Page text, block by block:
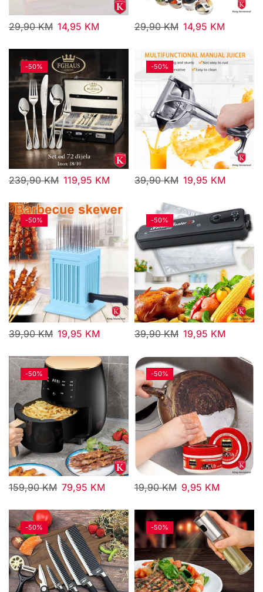
29,90KM 14,95 KM 29,90KM 14,95 KM
-50%
239,90KM 119,95 KM
-50%
39,90KM 19,95 KM
-50%
39,90KM 19,95 KM
-50%
39,90KM 19,95 KM
-50%
159,90KM 79,95 KM
-50%
19,90KM 9,95 KM
-50% -50%